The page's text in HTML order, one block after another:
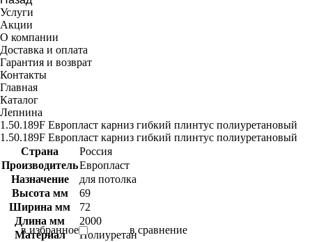
Услуги
Акции
О компании
Доставка и оплата
Гарантия и возврат
Контакты
Главная
Каталог
Лепнина
1.50.189F Европласт карниз гибкий плинтус полиуретановый
1.50.189F Европласт карниз гибкий плинтус полиуретановый
Страна
Россия
ПроизводительЕвропласт
Назначение
для потолка
Высота мм
69
Ширина мм
72
Длина мм
2000
Материал
Полиуретан
в избранное в сравнение